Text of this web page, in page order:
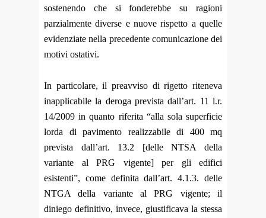
sostenendo che si fonderebbe su ragioni
parzialmente diverse e nuove rispetto a quelle
evidenziate nella precedente comunicazione dei
motivi ostativi.
In particolare, il preavviso di rigetto riteneva
inapplicabile la deroga prevista dall’art. 11 l.r.
14/2009 in quanto riferita “alla sola superficie
lorda di pavimento realizzabile di 400 mq
prevista dall’art. 13.2 [delle NTSA della
variante al PRG vigente] per gli edifici
esistenti”, come definita dall’art. 4.1.3. delle
NTGA della variante al PRG vigente; il
diniego definitivo, invece, giustificava la stessa